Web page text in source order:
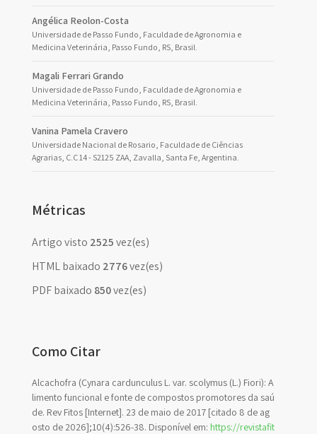
Angélica Reolon-Costa
Universidade de Passo Fundo, Faculdade de Agronomia e
Medicina Veterinária, Passo Fundo, RS, Brasil.
Magali Ferrari Grando
Universidade de Passo Fundo, Faculdade de Agronomia e
Medicina Veterinária, Passo Fundo, RS, Brasil.
Vanina Pamela Cravero
Universidade Nacional de Rosario, Faculdade de Ciências
Agrarias, C.C 14 - S2125 ZAA, Zavalla, Santa Fe, Argentina.
Métricas
Artigo visto 2525vez(es)
HTML baixado 2776vez(es)
PDF baixado 850vez(es)
Como Citar
Alcachofra (Cynara cardunculus L. var. scolymus (L.) Fiori): A
limento funcional e fonte de compostos promotores da saú
de. Rev Fitos [Internet]. 23 de maio de 2017 [citado 8 de ag
osto de 2026];10(4):526-38. Disponível em: https://revistafit